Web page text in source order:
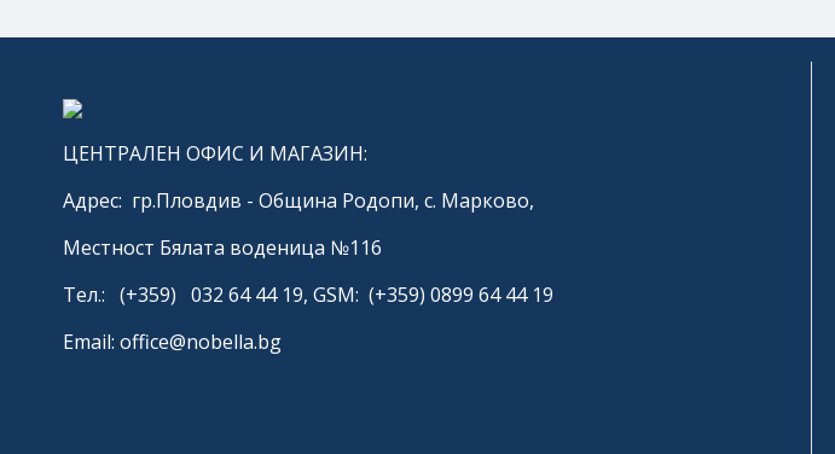
ЦЕНТРАЛЕН ОФИС И МАГАЗИН:
Адрес: гр.Пловдив - Община Родопи, с. Марково,
Местност Бялата воденица №116
Тел.: (+359) 032 64 44 19, GSM: (+359) 0899 64 44 19
Email: office@nobella.bg